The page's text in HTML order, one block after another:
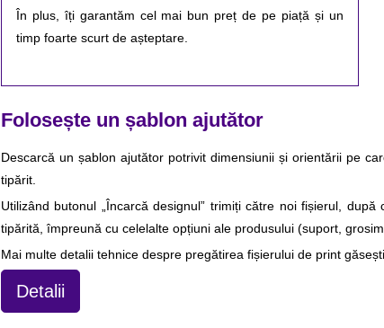
În plus, îți garantăm cel mai bun preț de pe piață și un
timp foarte scurt de așteptare.
Folosește un șablon ajutător
Descarcă un șablon ajutător potrivit dimensiunii și orientării pe
tipărit.
Utilizând butonul „Încarcă designul” trimiți către noi fișierul,
tipărită, împreună cu celelalte opțiuni ale produsului (suport,
Mai multe detalii tehnice despre pregătirea fișierului de print
Detalii